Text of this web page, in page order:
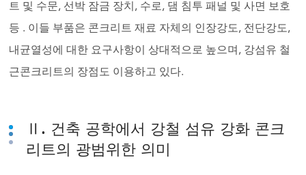
트 및 수문, 선박 잠금 장치, 수로, 댐 침투 패널 및 사면 보호
등 . 이들 부품은 콘크리트 재료 자체의 인장강도, 전단강도,
내균열성에 대한 요구사항이 상대적으로 높으며, 강섬유 철
근콘크리트의 장점도 이용하고 있다.
Ⅱ. 건축 공학에서 강철 섬유 강화 콘크
리트의 광범위한 의미